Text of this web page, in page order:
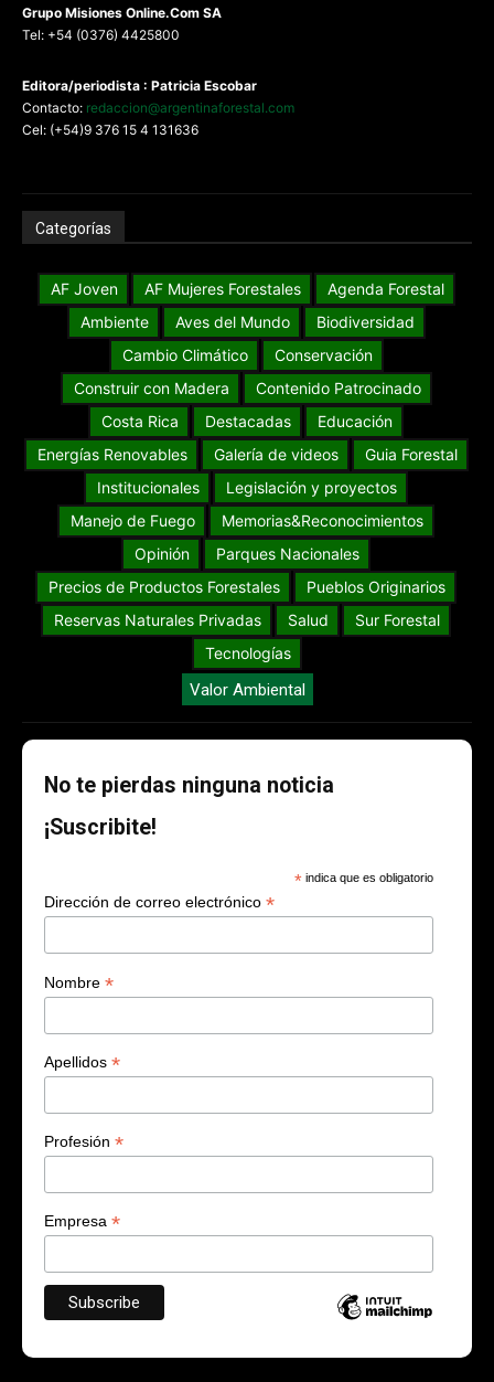
Grupo Misiones Online.Com SA
Tel: +54 (0376) 4425800
Editora/periodista : Patricia Escobar
Contacto: redaccion@argentinaforestal.com
Cel: (+54)9 376 15 4 131636
Categorías
AF Joven AF Mujeres Forestales
Agenda Forestal
Ambiente
Aves del Mundo
Biodiversidad
Cambio Climático
Conservación
Construir con Madera
Contenido Patrocinado
Costa Rica
Destacadas
Educación
Energías Renovables
Galería de videos
Guia Forestal
Institucionales
Legislación y proyectos
Manejo de Fuego
Memorias&Reconocimientos
Opinión
Parques Nacionales
Precios de Productos Forestales
Pueblos Originarios
Reservas Naturales Privadas
Salud
Sur Forestal
Tecnologías
Valor Ambiental
No te pierdas ninguna noticia
¡Suscribite!
* indica que es obligatorio
Dirección de correo electrónico *
Nombre *
Apellidos *
Profesión *
Empresa *